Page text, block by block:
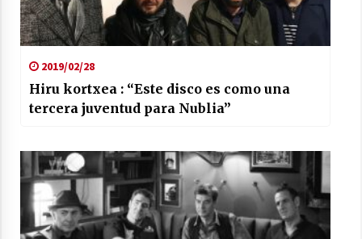
2019/02/28
Hiru kortxea : “Este disco es como una
tercera juventud para Nublia”